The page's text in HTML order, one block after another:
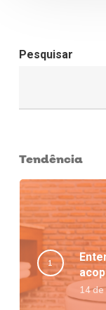
Pesquisar
Tendência
14